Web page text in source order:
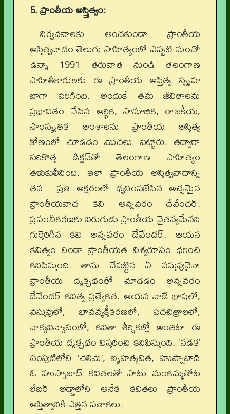
5. ప్రాంతీయ అస్త్తిత్వం:
నిర్వచనాలకు అందకుండా ప్రాంతీయ
అస్తిత్వవాదం తెలుగు సాహిత్యంలో ఎప్పటి నుంచో
ఉన్నా 1991 తరువాత నుండి తెలంగాణ
సాహితీకారులకు ఈ ప్రాంతీయ అస్తిత్వ స్పృహ
బాగా పెరిగింది. అందుకే తమ జీవితాలను
ప్రభావితం చేసిన ఆర్ధిక, సామాజిక, రాజకీయ,
సాంస్కృతిక అంశాలను ప్రాంతీయ అస్తిత్వ
కోణంలో చూడడం మొదలు పెట్టారు. తద్వారా
సరికొత్త డిక్షన్‌తో తెలంగాణ సాహిత్యం
తళుకులీనింది. ఇలా ప్రాంతీయ అస్తిత్వవాదాన్ని
తన ప్రతి అక్షరంలో ధ్వనింపజేసిన అచ్చమైన
ప్రాంతీయవాద కవి అన్నవరం దేవేందర్‌.
ప్రపంచీకరణకు విరుగుడు ప్రాంతీయ చైతన్యమేనని
గుర్తెరిగిన కవి అన్నవరం దేవేందర్‌. ఆయన
కవిత్వం నిండా ప్రాంతీయత విశ్వరూపం ధరించి
కనిపిస్తుంది. తాను చేపట్టిన ఏ వస్తువునైనా
ప్రాంతీయ దృక్పథంతో చూడడం అన్నవరం
దేవేందర్‌ కవిత్వ ప్రత్యేకత. ఆయన వాడే భాషలో,
వస్తువులో, భావవ్యక్తీకరణలో, పదచిత్రాలలో,
వాక్యవిన్యాసంలో, కవితా శీర్షికల్లో అంతటా ఈ
ప్రాంతీయ దృక్పథం విస్తరించి కనిపిస్తుంది. ‘నడక’
సంపుటిలోని ‘చెలిమె’, బృహత్కవిత, హుస్నాబాద్‌
ఓ హుస్నాబాద్‌ కవితలతో పాటు మంకమ్మతోట
లేబర్‌ అడ్డాలోని అనేక కవితలు ప్రాంతీయ
అస్తిత్వానికి ఎత్తిన పతాకలు.